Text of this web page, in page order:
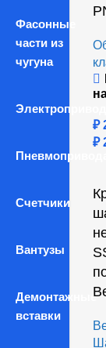
Фасонные
части из
чугуна
Электропривода
Пневмопривода
Счетчики
Вантузы
Демонтажные
вставки
₽
₽